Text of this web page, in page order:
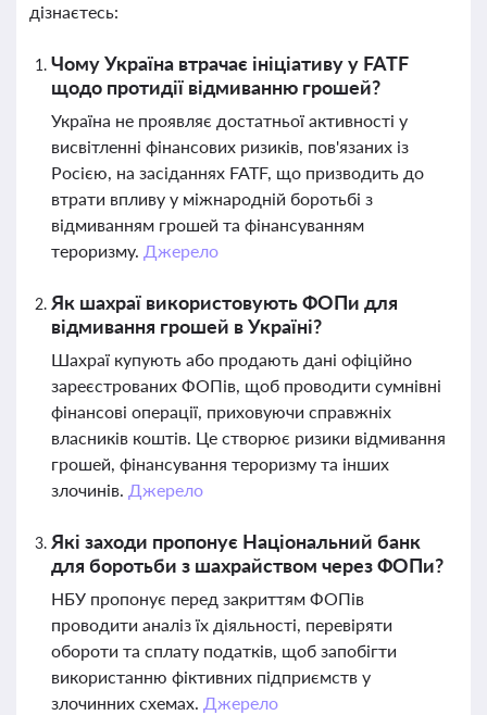
дізнаєтесь:
Чому Україна втрачає ініціативу у FATF
щодо протидії відмиванню грошей?
Україна не проявляє достатньої активності у
висвітленні фінансових ризиків, пов'язаних із
Росією, на засіданнях FATF, що призводить до
втрати впливу у міжнародній боротьбі з
відмиванням грошей та фінансуванням
тероризму. Джерело
Як шахраї використовують ФОПи для
відмивання грошей в Україні?
Шахраї купують або продають дані офіційно
зареєстрованих ФОПів, щоб проводити сумнівні
фінансові операції, приховуючи справжніх
власників коштів. Це створює ризики відмивання
грошей, фінансування тероризму та інших
злочинів. Джерело
Які заходи пропонує Національний банк
для боротьби з шахрайством через ФОПи?
НБУ пропонує перед закриттям ФОПів
проводити аналіз їх діяльності, перевіряти
обороти та сплату податків, щоб запобігти
використанню фіктивних підприємств у
злочинних схемах. Джерело